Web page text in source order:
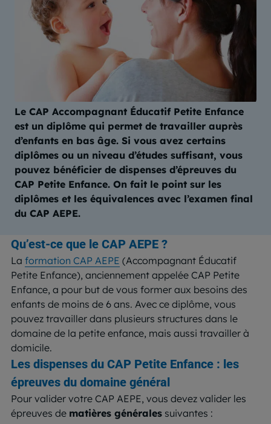
Le CAP Accompagnant Éducatif Petite Enfance
est un diplôme qui permet de travailler auprès
d’enfants en bas âge. Si vous avez certains
diplômes ou un niveau d’études suffisant, vous
pouvez bénéficier de dispenses d’épreuves du
CAP Petite Enfance. On fait le point sur les
diplômes et les équivalences avec l’examen final
du CAP AEPE.
Qu’est-ce que le CAP AEPE ?
La formation CAP AEPE (Accompagnant Éducatif
Petite Enfance), anciennement appelée CAP Petite
Enfance, a pour but de vous former aux besoins des
enfants de moins de 6 ans. Avec ce diplôme, vous
pouvez travailler dans plusieurs structures dans le
domaine de la petite enfance, mais aussi travailler à
domicile.
Les dispenses du CAP Petite Enfance : les
épreuves du domaine général
Pour valider votre CAP AEPE, vous devez valider les
épreuves de matières générales suivantes :